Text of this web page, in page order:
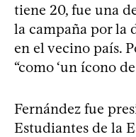
tiene 20, fue una
la campaña por la
en el vecino país.
“como ‘un ícono
Fernández fue
Estudiantes de la